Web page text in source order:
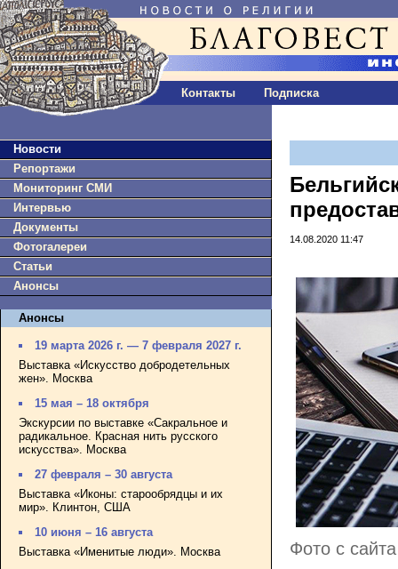
Контакты Подписка
Новости
Репортажи
Мониторинг СМИ
Интервью
Документы
Фотогалереи
Статьи
Анонсы
Анонсы
19 марта 2026 г. — 7 февраля 2027 г.
Выставка «Искусство добродетельных
жен». Москва
15 мая – 18 октября
Экскурсии по выставке «Сакральное и
радикальное. Красная нить русского
искусства». Москва
27 февраля – 30 августа
Выставка «Иконы: старообрядцы и их
мир». Клинтон, США
10 июня – 16 августа
Выставка «Именитые люди». Москва
14.08.2020 11:47
Фото с